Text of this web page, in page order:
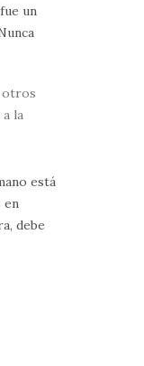
un
otros
la
está
en
debe